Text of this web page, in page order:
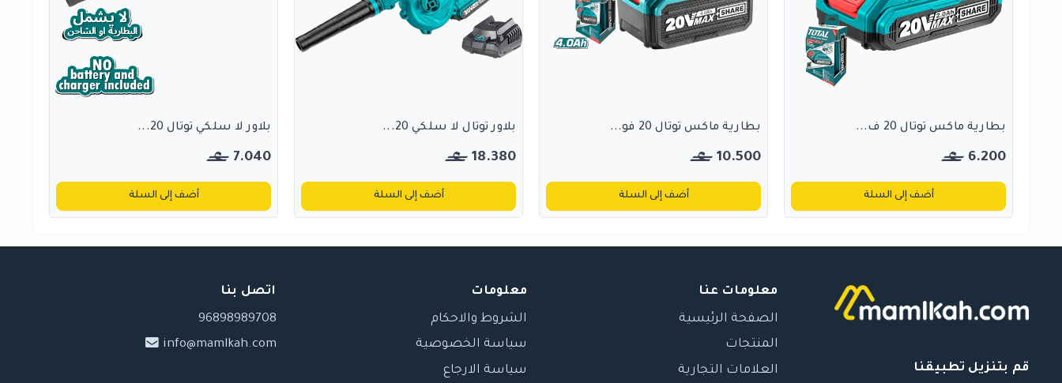
بطارية ماكس توتال 20 ف...
6.200
أضف إلى السلة
بطارية ماكس توتال 20 فو...
10.500
أضف إلى السلة
بلاور توتال لا سلكي 20...
18.380
أضف إلى السلة
بلاور لا سلكي توتال 20...
7.040
أضف إلى السلة
قم بتنزيل تطبيقنا
معلومات عنا
الصفحة الرئيسية
المنتجات
العلامات التجارية
معلومات
الشروط والاحكام
سياسة الخصوصية
سياسة الارجاع
اتصل بنا
96898989708
info@mamlkah.com